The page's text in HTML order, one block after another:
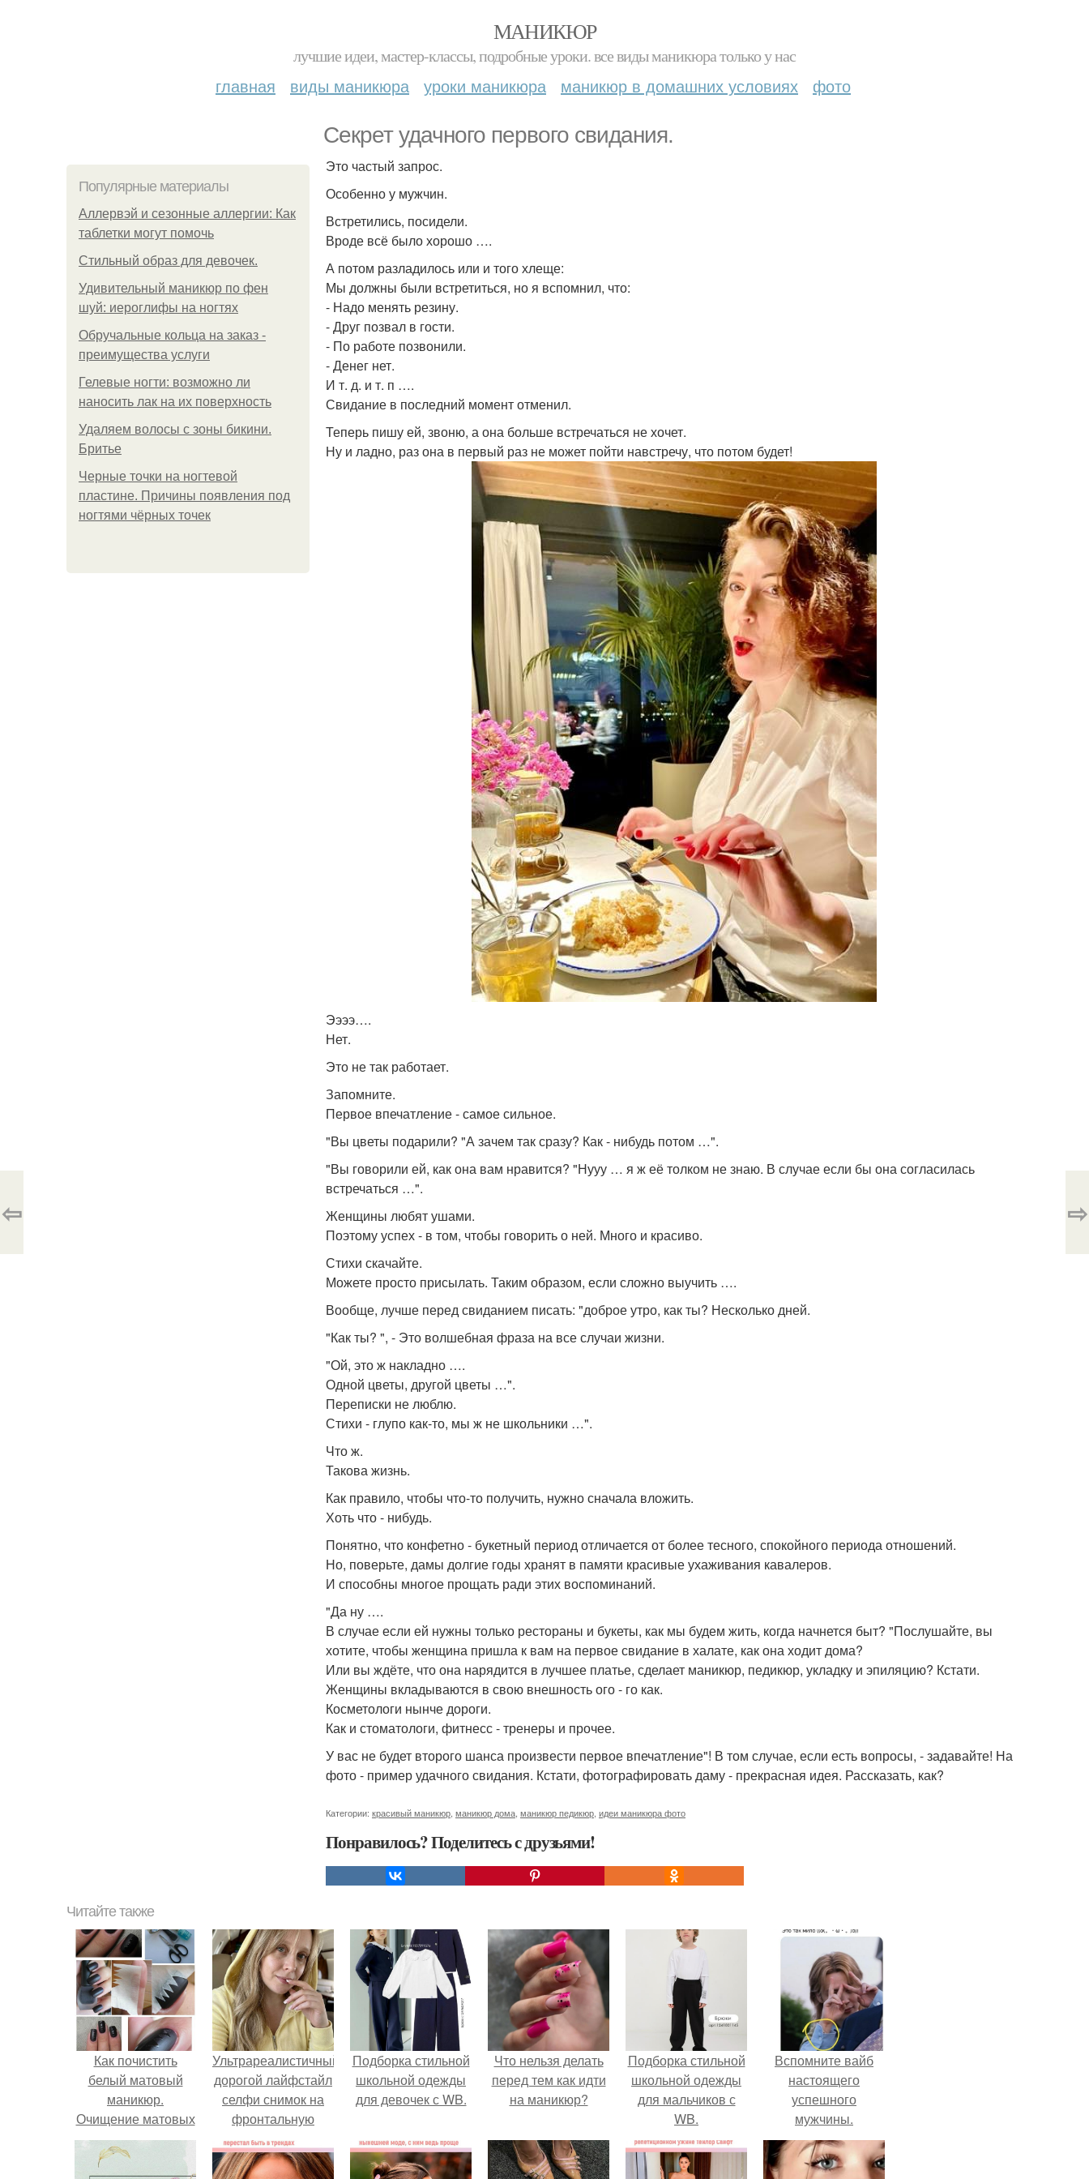
МАНИКЮР
лучшие идеи, мастер-классы, подробные уроки. все виды маникюра только у нас
главная виды маникюра уроки маникюра маникюр в домашних условиях фото
Секрет удачного первого свидания.
Популярные материалы
Аллервэй и сезонные аллергии: Как
таблетки могут помочь
Стильный образ для девочек.
Удивительный маникюр по фен
шуй: иероглифы на ногтях
Обручальные кольца на заказ -
преимущества услуги
Гелевые ногти: возможно ли
наносить лак на их поверхность
Удаляем волосы с зоны бикини.
Бритье
Черные точки на ногтевой
пластине. Причины появления под
ногтями чёрных точек
Это частый запрос.
Особенно у мужчин.
Встретились, посидели.
Вроде всё было хорошо ….
А потом разладилось или и того хлеще:
Мы должны были встретиться, но я вспомнил, что:
- Надо менять резину.
- Друг позвал в гости.
- По работе позвонили.
- Денег нет.
И т. д. и т. п ….
Свидание в последний момент отменил.
Теперь пишу ей, звоню, а она больше встречаться не хочет.
Ну и ладно, раз она в первый раз не может пойти навстречу, что потом будет!
Ээээ….
Нет.
Это не так работает.
Запомните.
Первое впечатление - самое сильное.
"Вы цветы подарили? "А зачем так сразу? Как - нибудь потом …".
"Вы говорили ей, как она вам нравится? "Нууу … я ж её толком не знаю. В случае если бы она согласилась
встречаться …".
Женщины любят ушами.
Поэтому успех - в том, чтобы говорить о ней. Много и красиво.
Стихи скачайте.
Можете просто присылать. Таким образом, если сложно выучить ….
Вообще, лучше перед свиданием писать: "доброе утро, как ты? Несколько дней.
"Как ты? ", - Это волшебная фраза на все случаи жизни.
"Ой, это ж накладно ….
Одной цветы, другой цветы …".
Переписки не люблю.
Стихи - глупо как-то, мы ж не школьники …".
Что ж.
Такова жизнь.
Как правило, чтобы что-то получить, нужно сначала вложить.
Хоть что - нибудь.
Понятно, что конфетно - букетный период отличается от более тесного, спокойного периода отношений.
Но, поверьте, дамы долгие годы хранят в памяти красивые ухаживания кавалеров.
И способны многое прощать ради этих воспоминаний.
"Да ну ….
В случае если ей нужны только рестораны и букеты, как мы будем жить, когда начнется быт? "Послушайте, вы
хотите, чтобы женщина пришла к вам на первое свидание в халате, как она ходит дома?
Или вы ждёте, что она нарядится в лучшее платье, сделает маникюр, педикюр, укладку и эпиляцию? Кстати.
Женщины вкладываются в свою внешность ого - го как.
Косметологи нынче дороги.
Как и стоматологи, фитнесс - тренеры и прочее.
У вас не будет второго шанса произвести первое впечатление"! В том случае, если есть вопросы, - задавайте! На
фото - пример удачного свидания. Кстати, фотографировать даму - прекрасная идея. Рассказать, как?
Категории: красивый маникюр маникюр дома маникюр педикюр идеи маникюра фото
Понравилось? Поделитесь с друзьями!
⇦ ⇨
Читайте также
Как почистить
белый матовый
маникюр.
Очищение матовых
ногтей
Ультрареалистичный
дорогой лайфстайл
селфи снимок на
фронтальную
камеру.
Подборка стильной
школьной одежды
для девочек с WB.
Что нельзя делать
перед тем как идти
на маникюр?
Подборка стильной
школьной одежды
для мальчиков с
WB.
Вспомните вайб
настоящего
успешного
мужчины.